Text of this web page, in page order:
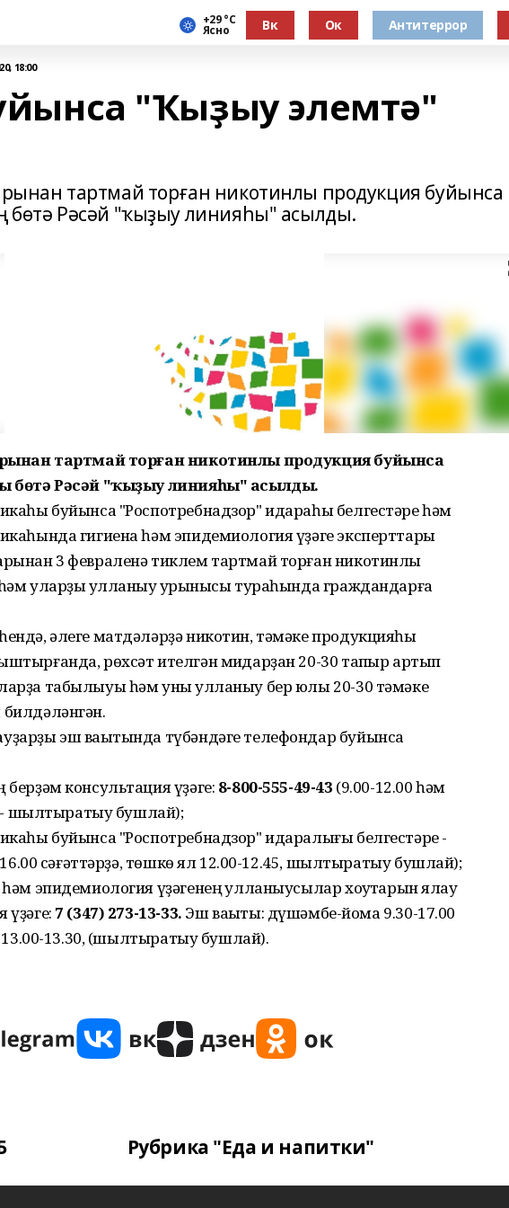
+29 °С
Ясно Вк Ок Антитеррор
18:00
"Ҡыҙыу элемтә"
тартмай торған никотинлы продукция буйынса
бөтә Рәсәй "ҡыҙыу линияһы" асылды.
тартмай торған никотинлы продукция буйынса
бөтә Рәсәй "ҡыҙыу линияһы" асылды.
буйынса "Роспотребнадзор" идараһы белгестәре һәм
гигиена һәм эпидемиология үҙәге эксперттары
3 февраленә тиклем тартмай торған никотинлы
уларҙы ҡулланыу ҡурҡынысы тураһында граждандарға
әлеге матдәләрҙә никотин, тәмәке продукцияһы
рөхсәт ителгән миҡдарҙан 20-30 тапҡыр артып
табылыуы һәм уны ҡулланыу бер юлы 20-30 тәмәке
эш ваҡытында түбәндәге телефондар буйынса
консультация үҙәге: 8-800-555-49-43 (9.00-12.00 һәм
- шылтыратыу бушлай);
буйынса "Роспотребнадзор" идаралығы белгестәре -
сәғәттәрҙә, төшкө ял 12.00-12.45, шылтыратыу бушлай);
эпидемиология үҙәгенең ҡулланыусылар хоҡуҡтарын яҡлау
үҙәге: 7 (347) 273-13-33. Эш ваҡыты: дүшәмбе-йома 9.30-17.00
13.00-13.30, (шылтыратыу бушлай).
Рубрика "Еда и напитки"